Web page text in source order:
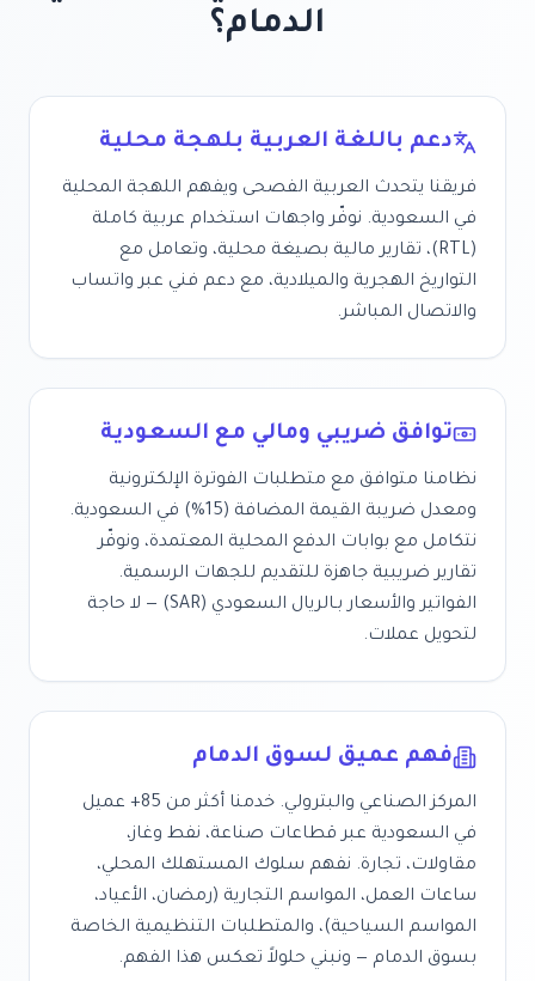
الدمام؟
دعم باللغة العربية بلهجة محلية
فريقنا يتحدث العربية الفصحى ويفهم اللهجة المحلية
في السعودية. نوفّر واجهات استخدام عربية كاملة
(RTL)، تقارير مالية بصيغة محلية، وتعامل مع
التواريخ الهجرية والميلادية، مع دعم فني عبر واتساب
والاتصال المباشر.
توافق ضريبي ومالي مع السعودية
نظامنا متوافق مع متطلبات الفوترة الإلكترونية
ومعدل ضريبة القيمة المضافة (15% ) في السعودية.
نتكامل مع بوابات الدفع المحلية المعتمدة، ونوفّر
تقارير ضريبية جاهزة للتقديم للجهات الرسمية.
الفواتير والأسعار بـالريال السعودي (
SAR) — لا حاجة
لتحويل عملات.
فهم عميق لسوق الدمام
المركز الصناعي والبترولي. خدمنا أكثر من 85+
عميل
في السعودية عبر قطاعات صناعة، نفط وغاز،
مقاولات، تجارة. نفهم سلوك المستهلك المحلي،
ساعات العمل، المواسم التجارية (رمضان، الأعياد،
المواسم السياحية)، والمتطلبات التنظيمية الخاصة
بسوق الدمام — ونبني حلولاً تعكس هذا الفهم.